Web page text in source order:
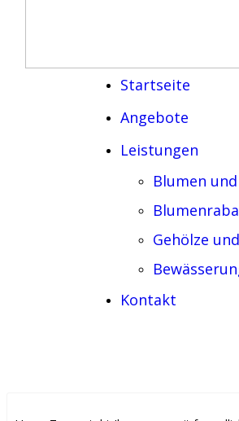
Startseite
Angebote
Leistungen
Blumen
Gehölze
Kontakt